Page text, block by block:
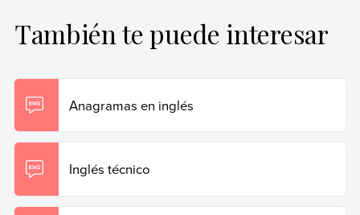
Gary, Marilina (28 de junio de 2023). «Third conditional»
de junio de 2026 de
conditional-en-ingles/.
Copiar cita
También te puede interesar
Anagramas en inglés
Inglés técnico